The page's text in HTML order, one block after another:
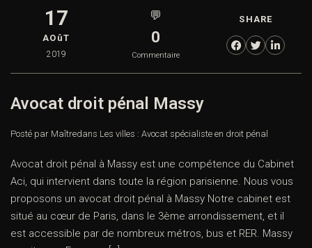
17
AOûT
2019
💬
0
Commentaire
SHARE
Avocat droit pénal Massy
Posté par Maîtredans Les villes : Avocat spécialiste en droit pénal
Avocat droit pénal à Massy est une compétence du Cabinet
Aci, qui intervient dans toute la région parisienne. Nous vous
proposons un avocat droit pénal à Massy Notre cabinet est
situé au cœur de Paris, dans le 3ème arrondissement, et il
est accessible par de nombreux métros, bus et RER. Massy